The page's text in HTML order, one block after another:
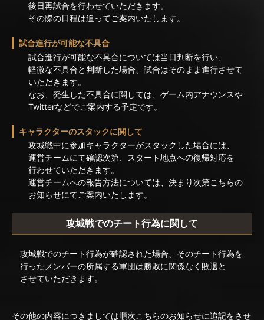
後日再試合を行わせていただきます。
その際の日程は追ってご案内いたします。
試合進行が可能な不具合
試合進行が可能な不具合については当日判断を行い、
軽微な不具合と判断した場合、試合はそのまま進行させて
いただきます。
なお、発生した不具合に関しては、ゲーム内アナウンスや
Twitterなどでご案内する予定です。
キャラクターのスタックに関して
攻城戦中に参加キャラクターがスタックした場合には、
運営チームにて確認次第、スタート地点への復帰対応を
行わせていただきます。
運営チームへの報告方法については、決まり次第こちらの
お知らせにてご案内いたします。
攻城戦でのチート行為に関して
攻城戦でのチート行為が確認された場合、そのチート行為を
行ったメンバーの所属する軍団は勝敗に関係なく敗退と
させていただきます。
その他の内容につきましては順次こちらのお知らせに追記をさせ